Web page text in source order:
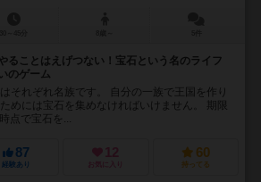
ることはえげつない！宝石という名のライフ
のゲーム
それぞれ名族です。 自分の一族で王国を作り
めには宝石を集めなければいけません。 期限
点で宝石を...
87
経験あり
12
お気に入り
60
持ってる